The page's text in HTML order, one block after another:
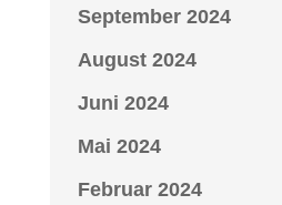
September 2024
August 2024
Juni 2024
Mai 2024
Februar 2024